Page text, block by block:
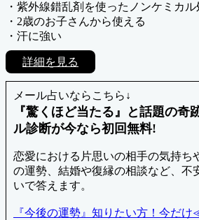
・紫外線錯乱剤を使ったノンケミカル
・2歳のお子さんから使える
・汗に強い
詳細を見る
メール占いならこちら↓
『驚くほど当たる』と話題の奇
ル診断が今なら初回無料!
恋愛における片思いの相手の気持ち
の運勢、結婚や復縁の相談など、不
いで答えます。
『今後の運勢』知りたい方！今だ